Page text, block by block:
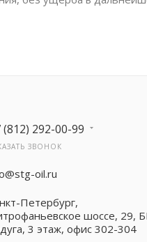
(812) 292-00-99
ЗВОНОК
oil.ru
Петербург,
шоссе, 29,
3 этаж, офис 302-304